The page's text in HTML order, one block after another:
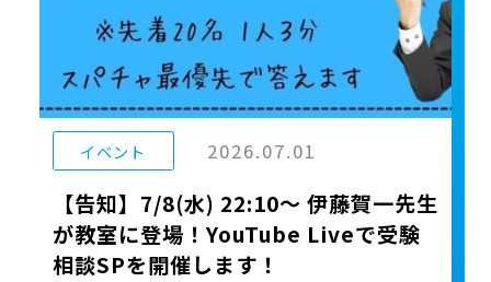
イベント 2026.07.01
【告知】7/8(水) 22:10〜 伊藤賀一先生
が教室に登場！YouTube Liveで受験
相談SPを開催します！